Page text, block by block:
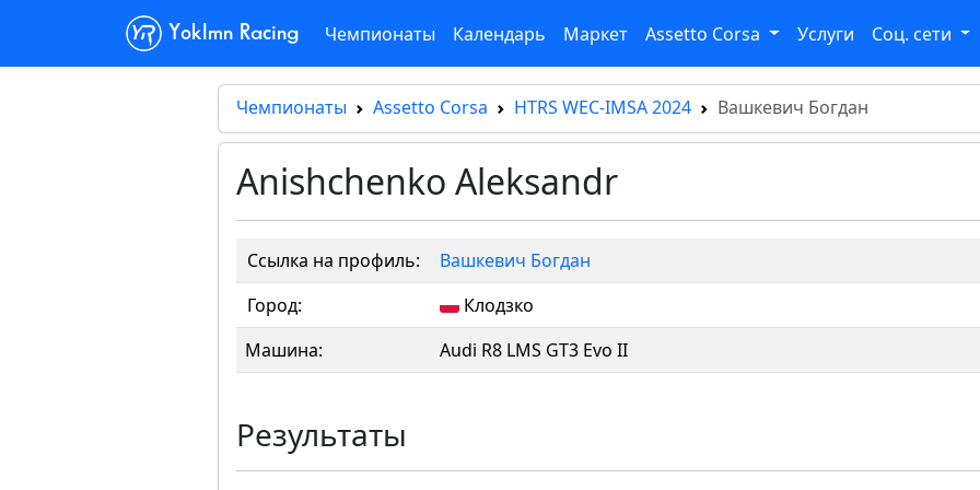
Yoklmn Racing Чемпионаты Календарь Маркет Assetto Corsa Услуги Соц. сети
Чемпионаты Assetto Corsa HTRS WEC-IMSA 2024 Вашкевич Богдан
Anishchenko Aleksandr
Ссылка на профиль:
Вашкевич Богдан
Город:
Клодзко
Машина:
Audi R8 LMS GT3 Evo II
Результаты